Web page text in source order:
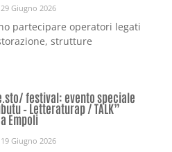
Giugno 2026
partecipare operatori legati
strutture
festival: evento speciale
– Letteraturap / TALK”
Empoli
Giugno 2026